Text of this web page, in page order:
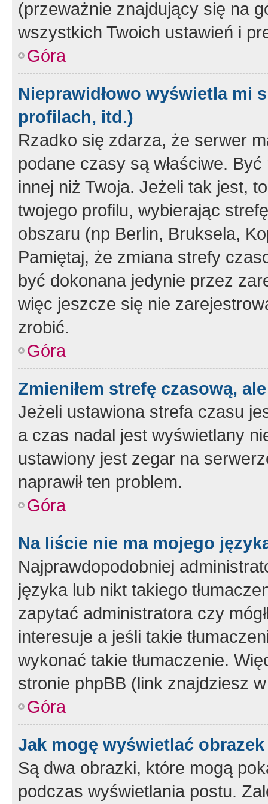
(przeważnie znajdujący się na
wszystkich Twoich ustawień i
Góra
Nieprawidłowo wyświetla mi
profilach, itd.)
Rzadko się zdarza, że serwer
podane czasy są właściwe.
innej niż Twoja. Jeżeli tak jest,
twojego profilu, wybierając
obszaru (np Berlin, Bruksela,
Pamiętaj, że zmiana strefy
być dokonana jedynie przez
więc jeszcze się nie
zrobić.
Góra
Zmieniłem strefę czasową,
Jeżeli ustawiona strefa czasu
a czas nadal jest wyświetlany
ustawiony jest zegar na
naprawił ten problem.
Góra
Na liście nie ma mojego
Najprawdopodobniej
języka lub nikt takiego
zapytać administratora czy
interesuje a jeśli takie
wykonać takie tłumaczenie.
stronie phpBB (link znajdziesz
Góra
Jak mogę wyświetlać
Są dwa obrazki, które mogą
podczas wyświetlania postu.